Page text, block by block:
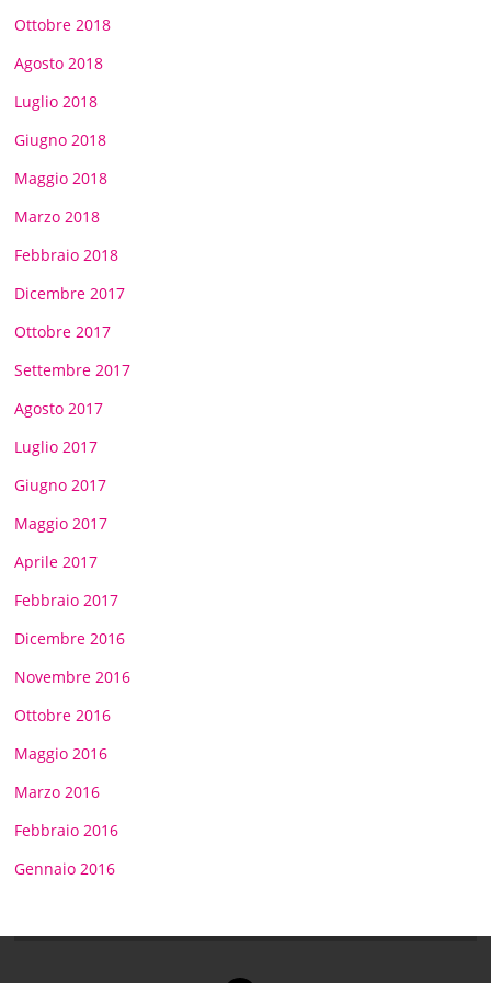
Ottobre 2018
Agosto 2018
Luglio 2018
Giugno 2018
Maggio 2018
Marzo 2018
Febbraio 2018
Dicembre 2017
Ottobre 2017
Settembre 2017
Agosto 2017
Luglio 2017
Giugno 2017
Maggio 2017
Aprile 2017
Febbraio 2017
Dicembre 2016
Novembre 2016
Ottobre 2016
Maggio 2016
Marzo 2016
Febbraio 2016
Gennaio 2016